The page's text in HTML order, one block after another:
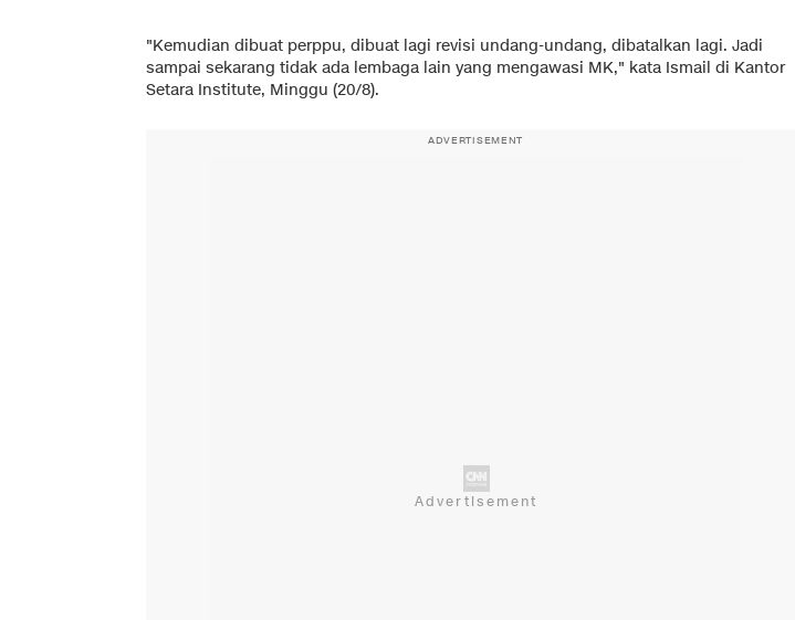
"Kemudian dibuat perppu, dibuat lagi revisi undang-undang, dibatalkan lagi. Jadi
sampai sekarang tidak ada lembaga lain yang mengawasi MK," kata Ismail di Kantor
Setara Institute, Minggu (20/8).
ADVERTISEMENT